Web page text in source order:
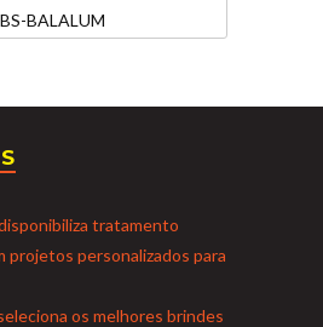
BS-BALALUM
tratamento
projetos personalizados para
os melhores brindes